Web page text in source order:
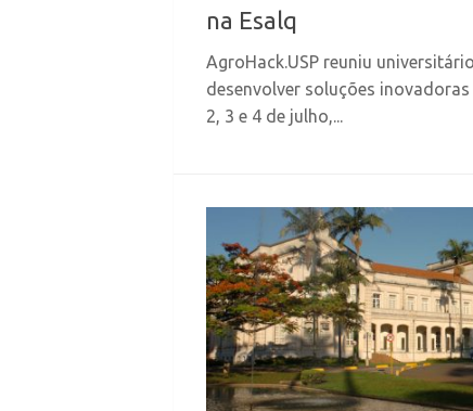
na Esalq
AgroHack.USP reuniu
desenvolver soluções
2, 3 e 4 de julho,...